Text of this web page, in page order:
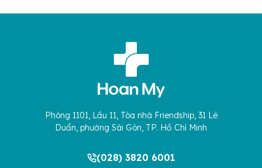
Phòng 1101, Lầu 11, Tòa nhà Friendship, 31 Lê
Duẩn, phường Sài Gòn, TP. Hồ Chí Minh
(028) 3820 6001